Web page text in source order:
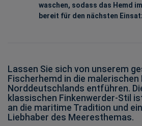
waschen, sodass das Hemd
bereit für den nächsten
Lassen Sie sich von unserem
Fischerhemd in die
Norddeutschlands entführen.
klassischen Finkenwerder-Stil
an die maritime Tradition und
Liebhaber des Meeresthemas.